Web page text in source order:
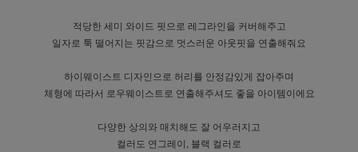
적당한 세미 와이드 핏으로 레그라인을 커버해주고
일자로 툭 떨어지는 핏감으로 멋스러운 아웃핏을 연출해줘요
하이웨이스트 디자인으로 허리를 안정감있게 잡아주며
체형에 따라서 로우웨이스트로 연출해주셔도 좋을 아이템이에요
다양한 상의와 매치해도 잘 어우러지고
컬러도 연그레이, 블랙 컬러로